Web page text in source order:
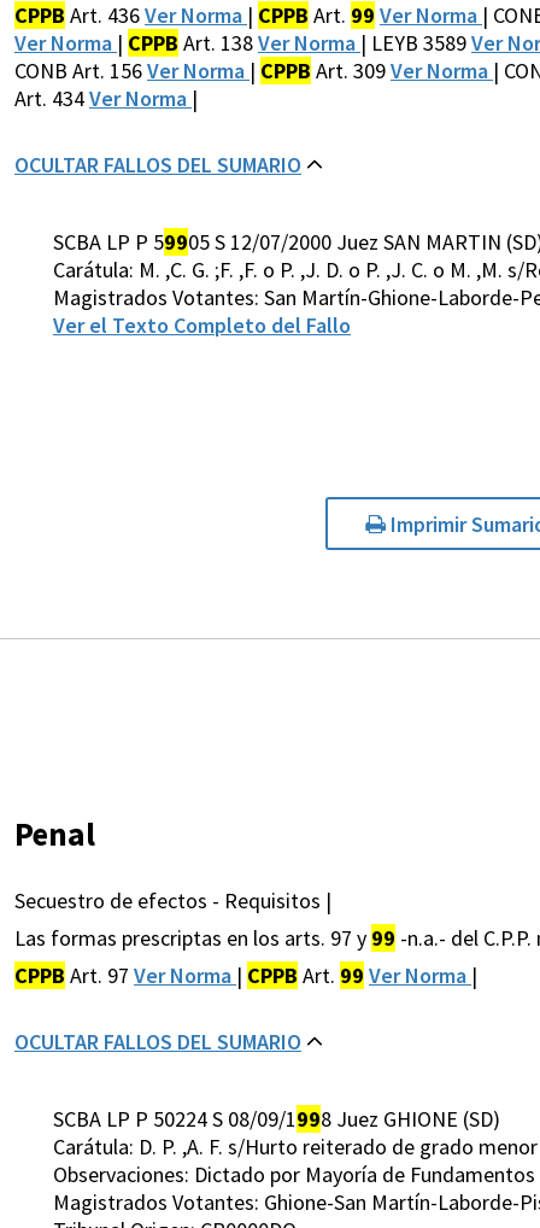
CPPB Art. 436Ver Norma | CPPB Art. 99 Ver Norma |
Ver Norma | CPPB Art. 138Ver Norma | LEYB 3589Ver
CONB Art. 156Ver Norma | CPPB Art. 309Ver Norma |
Art. 434Ver Norma |
OCULTAR FALLOS DEL SUMARIO
SCBA LP P 59905 S 12/07/2000 Juez SAN MARTIN
Carátula: M. ,C. G. ;F. ,F. o P. ,J. D. o P. ,J. C. o M. ,M.
Magistrados Votantes: San Martín-Ghione-Laborde-
Ver el Texto Completo del Fallo
Imprimir
Penal
Secuestro de efectos - Requisitos |
Las formas prescriptas en los arts. 97 y 99 -n.a.- del
CPPB Art. 97 Ver Norma | CPPB Art. 99 Ver Norma |
OCULTAR FALLOS DEL SUMARIO
SCBA LP P 50224 S 08/09/1998 Juez GHIONE (SD)
Carátula: D. P. ,A. F. s/Hurto reiterado de grado menor
Observaciones: Dictado por Mayoría de Fundamentos
Magistrados Votantes: Ghione-San Martín-Laborde-